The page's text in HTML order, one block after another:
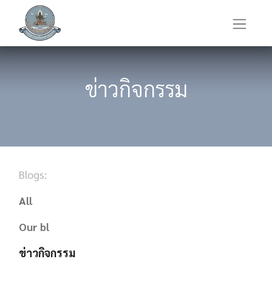
ข่าวกิจกรรม
Blogs:
All
Our bl
ข่าวกิจกรรม